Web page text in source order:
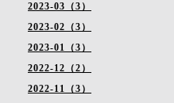
2023-03（3）
2023-02（3）
2023-01（3）
2022-12（2）
2022-11（3）